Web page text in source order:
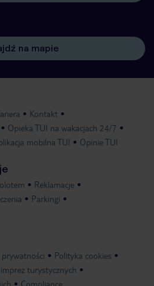
na mapie
Kontakt
Opieka TUI na wakacjach 24/7
mobilna TUI Opinie TUI
Reklamacje
Parkingi
Polityka cookies
turystycznych
Compliance